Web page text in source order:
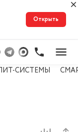
Открыть
СИСТЕМЫ